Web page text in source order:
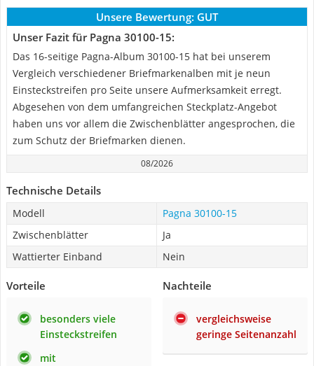
Unsere Bewertung: GUT
Unser Fazit für Pagna 30100-15:
Das 16-seitige Pagna-Album 30100-15 hat bei unserem
Vergleich verschiedener Briefmarkenalben mit je neun
Einsteckstreifen pro Seite unsere Aufmerksamkeit erregt.
Abgesehen von dem umfangreichen Steckplatz-Angebot
haben uns vor allem die Zwischenblätter angesprochen, die
zum Schutz der Briefmarken dienen.
08/2026
Technische Details
Modell
Pagna 30100-15
Zwischenblätter
Ja
Wattierter Einband
Nein
Vorteile
besonders viele
Einsteckstreifen
mit
Nachteile
vergleichsweise
geringe Seitenanzahl